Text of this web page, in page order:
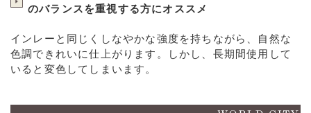
のバランスを重視する方にオススメ
インレーと同じくしなやかな強度を持ちながら、自然な
色調できれいに仕上がります。しかし、長期間使用して
いると変色してしまいます。